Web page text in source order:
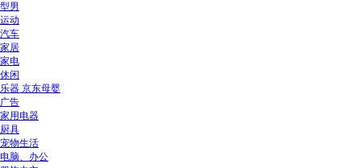
型男
运动
汽车
家居
家电
休闲
乐器 京东母婴
广告
家用电器
厨具
宠物生活
电脑、办公